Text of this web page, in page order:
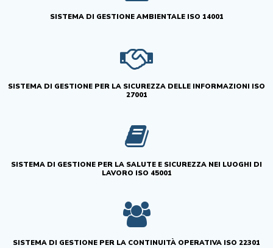
SISTEMA DI GESTIONE AMBIENTALE ISO 14001
SISTEMA DI GESTIONE PER LA SICUREZZA DELLE INFORMAZIONI ISO
27001
SISTEMA DI GESTIONE PER LA SALUTE E SICUREZZA NEI LUOGHI DI
LAVORO ISO 45001
SISTEMA DI GESTIONE PER LA CONTINUITÀ OPERATIVA ISO 22301